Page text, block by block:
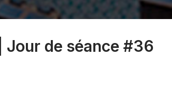
Jour de séance #36